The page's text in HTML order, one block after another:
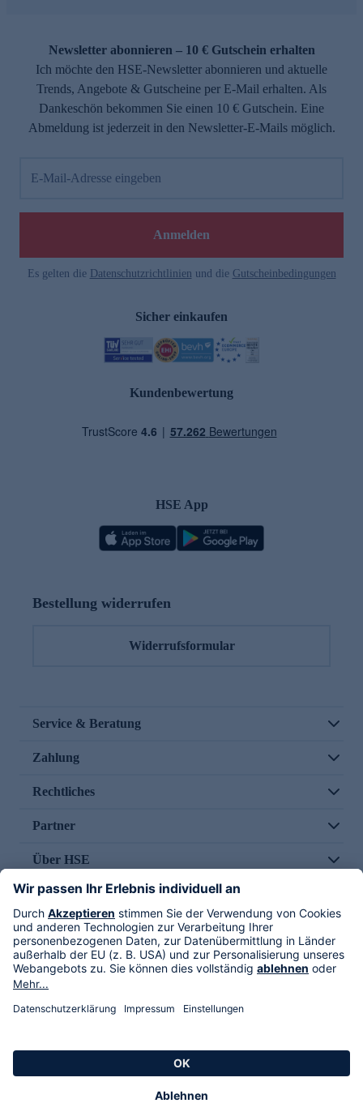
Newsletter abonnieren – 10 € Gutschein erhalten
Ich möchte den HSE-Newsletter abonnieren und aktuelle
Trends, Angebote & Gutscheine per E-Mail erhalten. Als
Dankeschön bekommen Sie einen 10 € Gutschein. Eine
Abmeldung ist jederzeit in den Newsletter-E-Mails möglich.
E-Mail-Adresse eingeben
Anmelden
Es gelten die Datenschutzrichtlinien und die Gutscheinbedingungen
Sicher einkaufen
Kundenbewertung
HSE App
Bestellung widerrufen
Widerrufsformular
Service & Beratung
Zahlung
Rechtliches
Partner
Über HSE
Im TV
HSE International